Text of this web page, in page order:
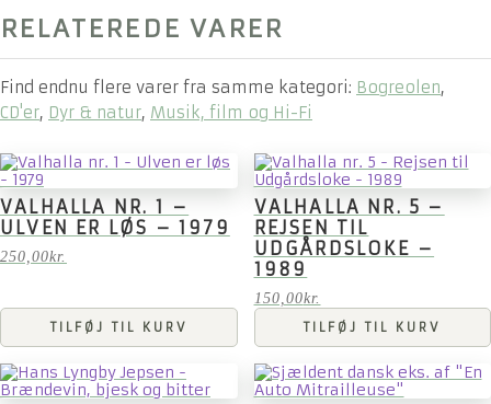
RELATEREDE VARER
Find endnu flere varer fra samme kategori: Bogreolen,
CD'er, Dyr & natur, Musik, film og Hi-Fi
VALHALLA NR. 1 –
ULVEN ER LØS – 1979
250,00kr.
TILFØJ TIL KURV
VALHALLA NR. 5 –
REJSEN TIL
UDGÅRDSLOKE –
1989
150,00kr.
TILFØJ TIL KURV